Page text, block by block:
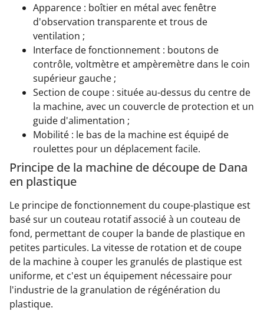
Apparence : boîtier en métal avec fenêtre
d'observation transparente et trous de
ventilation ;
Interface de fonctionnement : boutons de
contrôle, voltmètre et ampèremètre dans le coin
supérieur gauche ;
Section de coupe : située au-dessus du centre de
la machine, avec un couvercle de protection et un
guide d'alimentation ;
Mobilité : le bas de la machine est équipé de
roulettes pour un déplacement facile.
Principe de la machine de découpe de Dana
en plastique
Le principe de fonctionnement du coupe-plastique est
basé sur un couteau rotatif associé à un couteau de
fond, permettant de couper la bande de plastique en
petites particules. La vitesse de rotation et de coupe
de la machine à couper les granulés de plastique est
uniforme, et c'est un équipement nécessaire pour
l'industrie de la granulation de régénération du
plastique.